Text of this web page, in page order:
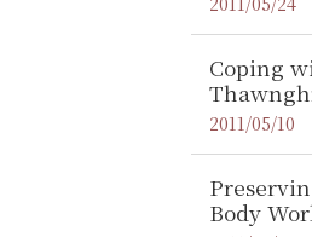
Coping
2011/05/10
Body